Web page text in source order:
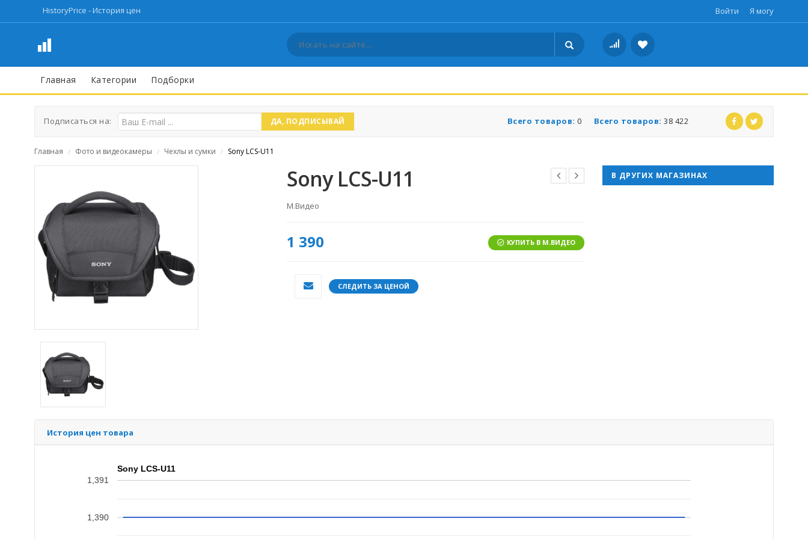
HistoryPrice - История цен Войти Я могу
Главная Категории Подборки
Подписаться на: ДА, ПОДПИСЫВАЙ Всего товаров: 38 422
Всего товаров: 0
Главная / Фото и видеокамеры / Чехлы и сумки / Sony LCS-U11
Sony LCS-U11
М.Видео
1 390 КУПИТЬ В М.ВИДЕО
СЛЕДИТЬ ЗА ЦЕНОЙ
В ДРУГИХ МАГАЗИНАХ
История цен товара
Sony LCS-U11
1,390
1,391